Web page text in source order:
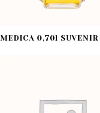
MEDICA 0,70l SUVENIR